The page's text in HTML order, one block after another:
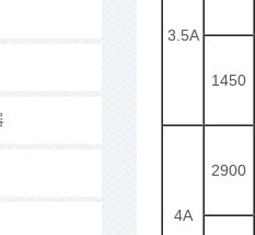
3.5A
1450
4A
2900